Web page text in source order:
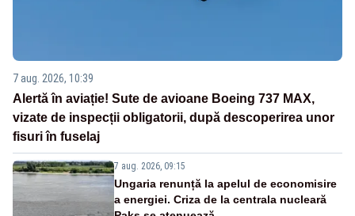
7 aug. 2026, 10:39
Alertă în aviație! Sute de avioane Boeing 737 MAX,
vizate de inspecții obligatorii, după descoperirea unor
fisuri în fuselaj
7 aug. 2026, 09:15
Ungaria renunță la apelul de economisire
a energiei. Criza de la centrala nucleară